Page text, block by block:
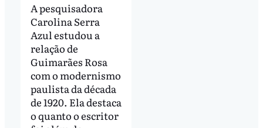
A pesquisadora
Carolina Serra
Azul estudou a
relação de
Guimarães Rosa
com o modernismo
paulista da década
de 1920. Ela destaca
o quanto o escritor